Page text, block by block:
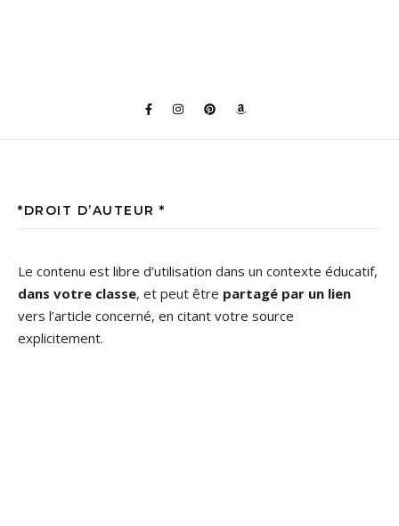
*DROIT D’AUTEUR *
Le contenu est libre d’utilisation dans un contexte éducatif,
dans votre classe, et peut être partagé par un lien
vers l’article concerné, en citant votre source
explicitement.